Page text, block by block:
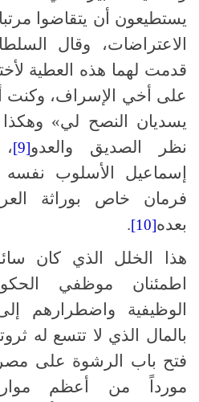
يستطيعون أن يتقاضوا
الاعتراضات، وقال
قدمت لهما هذه العطية
على أخي الإسراف، وكنت
يسديان النصح لي»
نظر الصديق والعدو[9]
إسماعيل الأسلوب نفسه
فرمان خاص بوراثة
بعده[10]
.
هذا الخلل الذي كان
اطمئنان موظفي
الوظيفية واضطرارهم
بالمال الذي لا تتسع له
فتح باب الرشوة على
مورداً من أعظم